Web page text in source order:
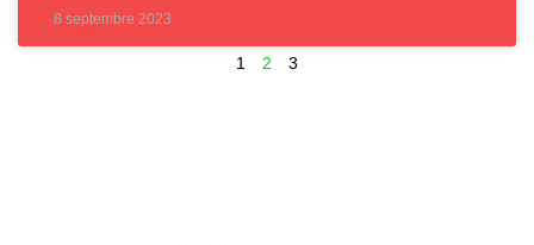
8 septembre 2023
1 2 3